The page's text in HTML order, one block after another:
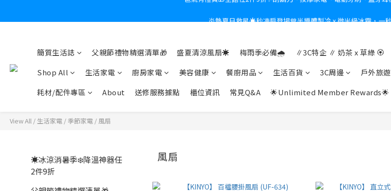
簡質生活誌 父親節禮物精選清單🎁 盛夏清涼風扇☀️ 梅雨季必備🌧️ ∥3C特企 ∥ 奶茶 x 草綠 🏵
Shop All
生活家電 廚房家電 美容健康 餐廚用品 生活百貨 3C周邊 戶外旅遊
耗材/配件專區
About 送修服務據點 櫃位資訊 常見Q&A 🌟Unlimited Member Rewards🌟
View All / 生活家電 / 季節家電 / 風扇
☀️冰涼消暑季❄️降溫神器任
2件9折
風扇